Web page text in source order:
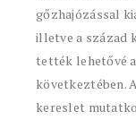
gőzhajózással
illetve a század
tették lehetővé
következtében.
kereslet